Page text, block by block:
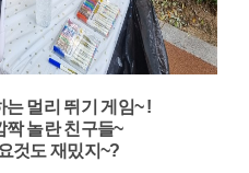
멀리 뛰기 게임~ !
짝 놀란 친구들~
것도 재밌지~?